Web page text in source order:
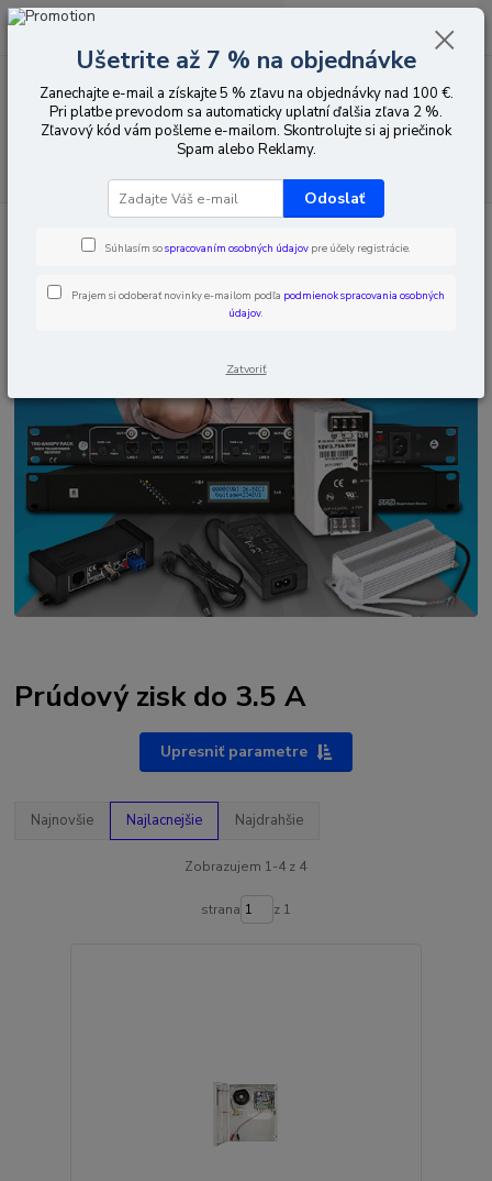
Menu
0,00 EUR
Prúdový zisk do 3.5 A
Prúdový zisk do 3.5 A
Upresniť parametre
Najnovšie Najlacnejšie Najdrahšie
Zobrazujem 1-4 z 4
strana z 1
Ušetrite až 7 % na objednávke
Zanechajte e-mail a získajte 5 % zľavu na objednávky nad 100 €.
Pri platbe prevodom sa automaticky uplatní ďalšia zľava 2 %.
Zľavový kód vám pošleme e-mailom. Skontrolujte si aj priečinok
Spam alebo Reklamy.
Odoslať
Súhlasím sospracovaním osobných údajov pre účely registrácie.
Prajem si odoberať novinky e-mailom podľa podmienok spracovania osobných
údajov.
Zatvoriť